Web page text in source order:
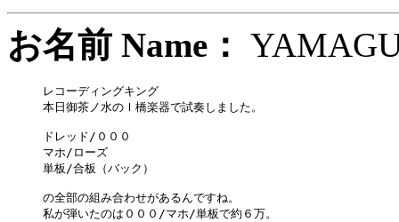
お名前 Name：
レコーディングキング
本日御茶ノ水のＩ橋楽器で試奏しました。
ドレッド/０００
マホ/ローズ
単板/合板（バック）
の全部の組み合わせがあるんですね。
私が弾いたのは０００/マホ/単板で約６万。